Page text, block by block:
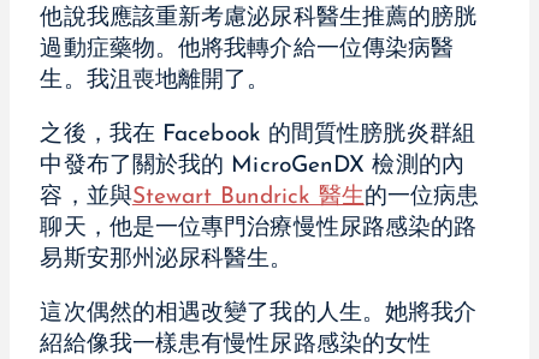
他說我應該重新考慮泌尿科醫生推薦的膀胱
過動症藥物。他將我轉介給一位傳染病醫
生。我沮喪地離開了。
之後，我在 Facebook 的間質性膀胱炎群組
中發布了關於我的 MicroGenDX 檢測的內
容，並與Stewart Bundrick 醫生的一位病患
聊天，他是一位專門治療慢性尿路感染的路
易斯安那州泌尿科醫生。
這次偶然的相遇改變了我的人生。她將我介
紹給像我一樣患有慢性尿路感染的女性